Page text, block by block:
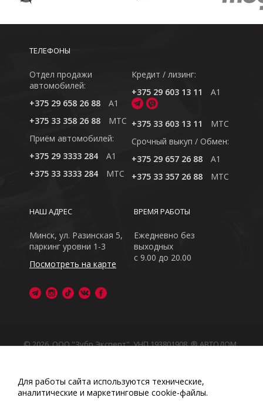
ТЕЛЕФОНЫ
Отдел продажи
автомобилей:
+375 29 658 26 88
A1
+375 33 358 26 88
MTC
Приём автомобилей:
+375 29 3333 284
A1
+375 33 3333 284
MTC
Кредит / лизинг:
+375 29 603 13 11
A1
+375 33 603 13 11
MTC
Cрочный выкуп / Обмен:
+375 29 657 26 88
A1
+375 33 357 26 88
MTC
ВРЕМЯ РАБОТЫ
Ежедневно без
выходных
с 9.00 до 20.00
НАШ АДРЕС
Минск, ул. Разинская 5,
паркинг уровни 1-3
Посмотреть на карте
© 2026, ООО "Зубр Эксперт", УНП 193801908. ® АВТОДОМ
Обращаем Ваше внимание на то, что данный интернет-
сайт носит исключительно информационный характер
Любое использование либо копирование материалов
Для работы сайта используются технические,
аналитические и маркетинговые сооkіе-файлы.